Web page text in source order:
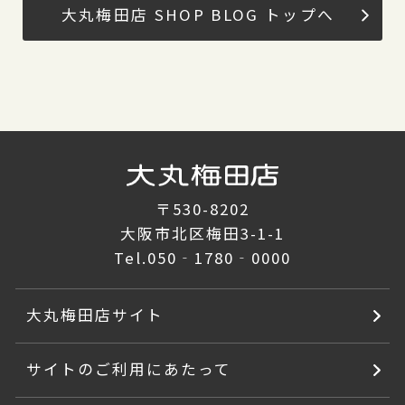
大丸梅田店 SHOP BLOG トップへ
〒530-8202
大阪市北区梅田3-1-1
Tel.050‐1780‐0000
大丸梅田店サイト
サイトのご利用にあたって